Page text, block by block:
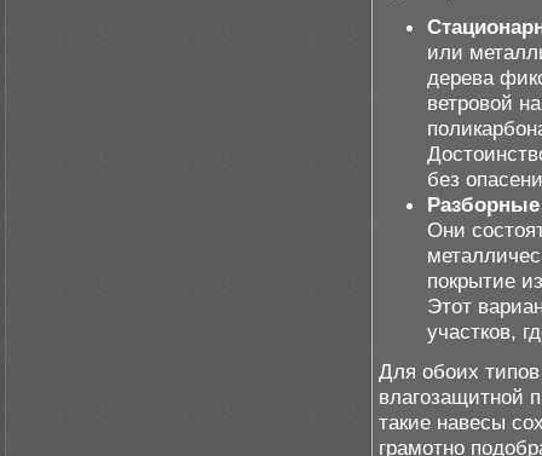
или
дерева
ветровой
без
Разборные
Они
покрытие
Этот
участков,
Для обоих
влагозащитной
такие навесы
грамотно